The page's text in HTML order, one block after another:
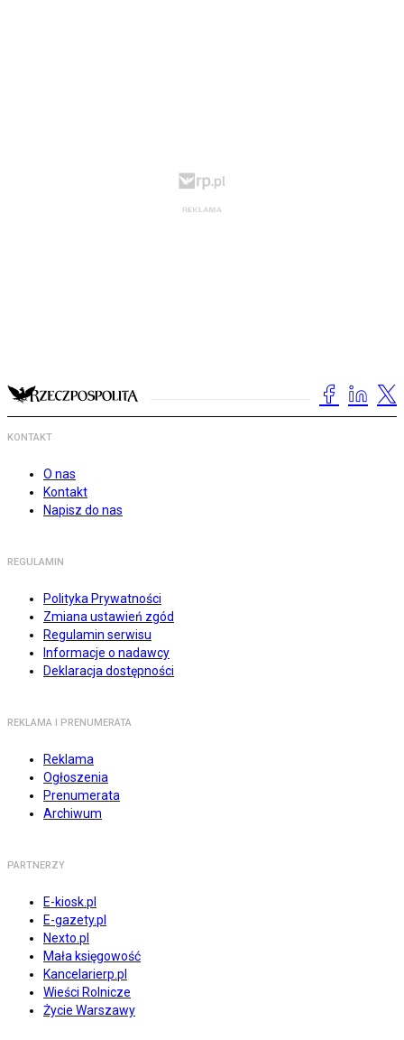
KONTAKT
O nas
Kontakt
Napisz do nas
REGULAMIN
Polityka Prywatności
Zmiana ustawień zgód
Regulamin serwisu
Informacje o nadawcy
Deklaracja dostępności
REKLAMA I PRENUMERATA
Reklama
Ogłoszenia
Prenumerata
Archiwum
PARTNERZY
E-kiosk.pl
E-gazety.pl
Nexto.pl
Mała księgowość
Kancelarierp.pl
Wieści Rolnicze
Życie Warszawy